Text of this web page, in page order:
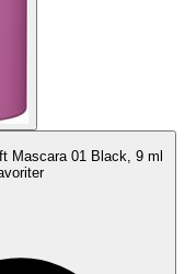
Mascara 01 Black, 9 ml